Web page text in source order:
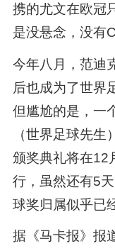
携的尤文在欧冠
是没悬念，没有
今年八月，范迪
后也成为了世界
但尴尬的是，一
（世界足球先
颁奖典礼将在12
行，虽然还有5
球奖归属似乎已
据《马卡报》报